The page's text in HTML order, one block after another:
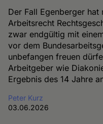
Der Fall Egenberger
Arbeitsrecht
zwar endgültig mit
vor dem
unbefangen freuen
Arbeitgeber wie
Ergebnis des 14 Jahre
Peter Kurz
03.06.2026